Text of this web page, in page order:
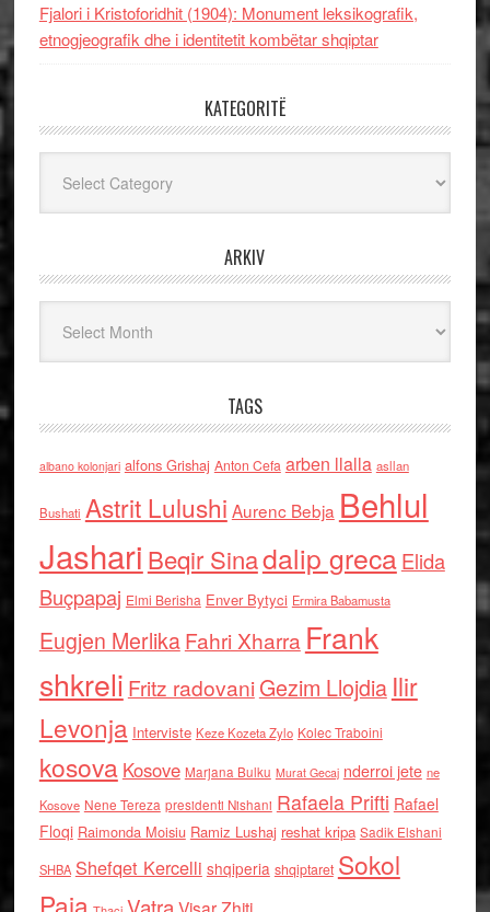
Fjalori i Kristoforidhit (1904): Monument leksikografik,
etnogjeografik dhe i identitetit kombëtar shqiptar
KATEGORITË
ARKIV
TAGS
albano kolonjari alfons Grishaj Anton Cefa arben llalla asllan
Bushati Astrit Lulushi Aurenc Bebja Behlul
Jashari Beqir Sinadalip grecaElida
Buçpapaj Elmi Berisha Enver Bytyci Ermira Babamusta
Eugjen MerlikaFahri Xharra Frank
shkreli Fritz radovaniGezim Llojdia Ilir
Levonja Interviste Keze Kozeta Zylo Kolec Traboini
kosova Kosove Marjana Bulku Murat Gecaj nderroi jete ne
Kosove Nene Tereza presidenti Nishani Rafaela Prifti Rafael
Floqi Raimonda Moisiu Ramiz Lushaj reshat kripa Sadik Elshani
SHBA Shefqet Kercelli shqiperia shqiptaret Sokol
Paja